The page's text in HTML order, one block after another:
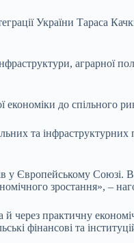
України Тараса
аграрної
до спільного
та інфраструктурних
Європейському Союзі.
зростання», –
практичну
фінансові та